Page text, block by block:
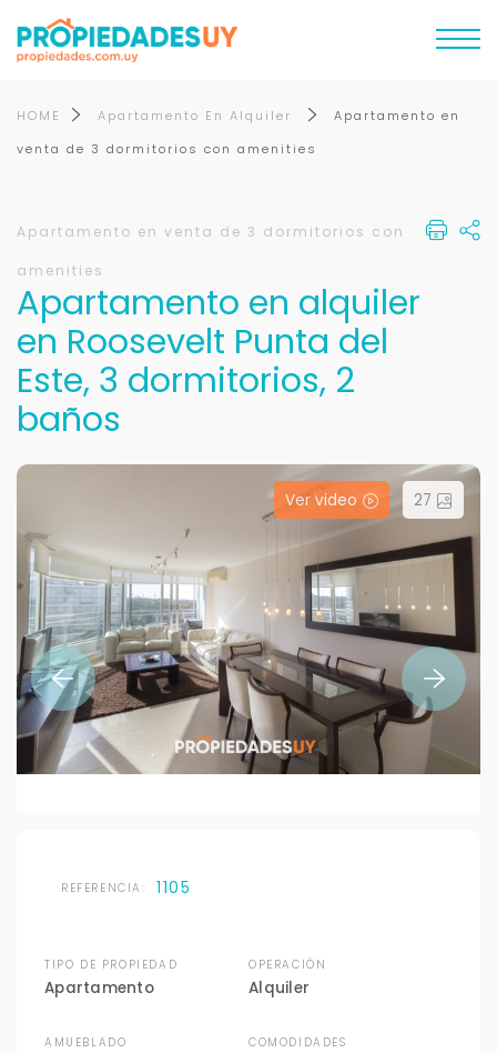
HOME Apartamento En Alquiler
Apartamento en
venta de 3 dormitorios con amenities
Apartamento en venta de 3 dormitorios con
amenities
Apartamento en alquiler
en Roosevelt Punta del
Este, 3 dormitorios, 2
baños
Ver video 27
REFERENCIA: 1105
TIPO DE PROPIEDAD
Apartamento
OPERACIÓN
Alquiler
AMUEBLADO COMODIDADES